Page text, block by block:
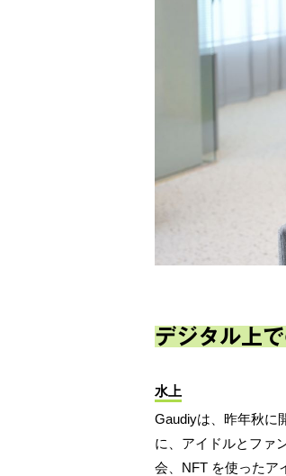
デジタル上
水上
Gaudiyは、昨年秋に
に、アイドルとファ
会、NFT を使ったア